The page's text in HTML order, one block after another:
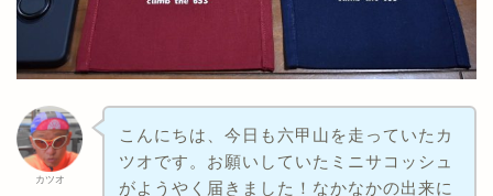
カツオ
こんにちは、今日も六甲山を走っていたカ
ツオです。お願いしていたミニサコッシュ
がようやく届きました！なかなかの出来に